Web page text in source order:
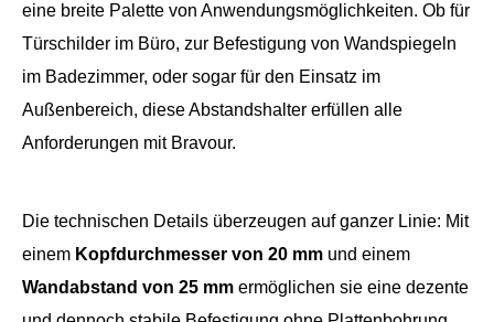
eine breite Palette von Anwendungsmöglichkeiten. Ob für
Türschilder im Büro, zur Befestigung von Wandspiegeln
im Badezimmer, oder sogar für den Einsatz im
Außenbereich, diese Abstandshalter erfüllen alle
Anforderungen mit Bravour.
Die technischen Details überzeugen auf ganzer Linie: Mit
einem Kopfdurchmesser von 20 mm und einem
Wandabstand von 25 mm ermöglichen sie eine dezente